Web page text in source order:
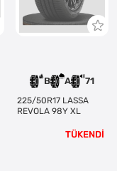
B A 71
225/50R17 LASSA
REVOLA 98Y XL
TÜKENDİ